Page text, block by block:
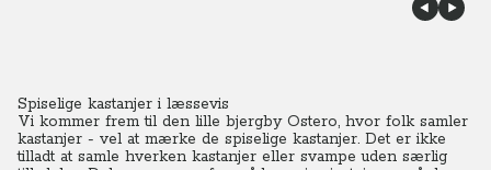
Spiselige kastanjer i læssevis
Vi kommer frem til den lille bjergby Ostero, hvor folk samler
kastanjer - vel at mærke de spiselige kastanjer. Det er ikke
tilladt at samle hverken kastanjer eller svampe uden særlig